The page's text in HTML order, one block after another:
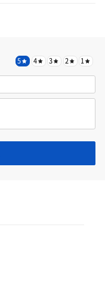
5 4 3 2 1